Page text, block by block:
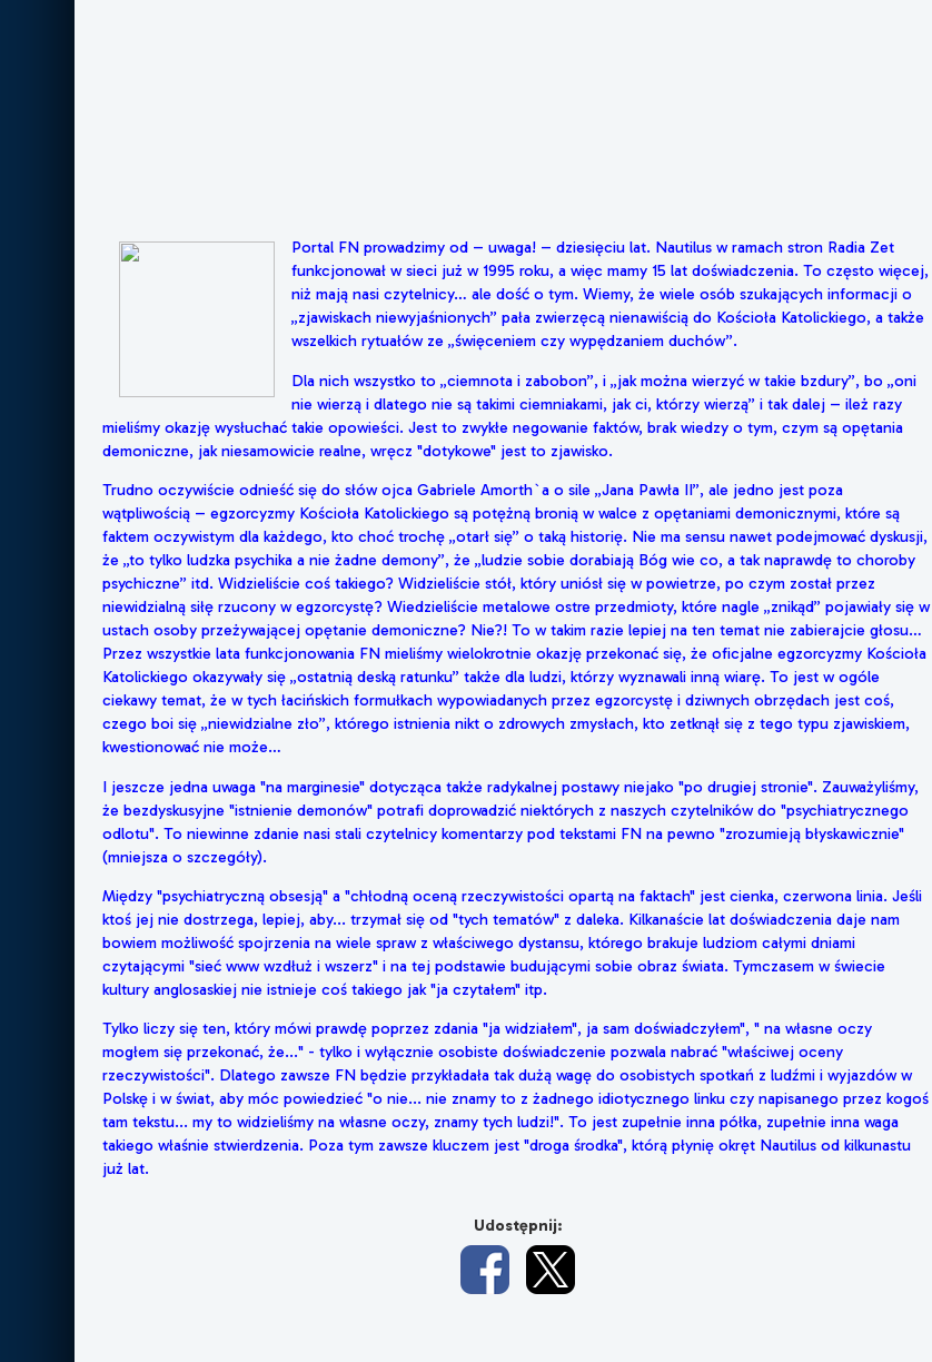
Portal FN prowadzimy od – uwaga! – dziesięciu lat. Nautilus w ramach stron Radia Zet
funkcjonował w sieci już w 1995 roku, a więc mamy 15 lat doświadczenia. To często więcej,
niż mają nasi czytelnicy… ale dość o tym. Wiemy, że wiele osób szukających informacji o
„zjawiskach niewyjaśnionych” pała zwierzęcą nienawiścią do Kościoła Katolickiego, a także
wszelkich rytuałów ze „święceniem czy wypędzaniem duchów”.
Dla nich wszystko to „ciemnota i zabobon”, i „jak można wierzyć w takie bzdury”, bo „oni
nie wierzą i dlatego nie są takimi ciemniakami, jak ci, którzy wierzą” i tak dalej – ileż razy
mieliśmy okazję wysłuchać takie opowieści. Jest to zwykłe negowanie faktów, brak wiedzy o tym, czym są opętania
demoniczne, jak niesamowicie realne, wręcz "dotykowe" jest to zjawisko.
Trudno oczywiście odnieść się do słów ojca Gabriele Amorth`a o sile „Jana Pawła II”, ale jedno jest poza
wątpliwością – egzorcyzmy Kościoła Katolickiego są potężną bronią w walce z opętaniami demonicznymi, które są
faktem oczywistym dla każdego, kto choć trochę „otarł się” o taką historię. Nie ma sensu nawet podejmować dyskusji,
że „to tylko ludzka psychika a nie żadne demony”, że „ludzie sobie dorabiają Bóg wie co, a tak naprawdę to choroby
psychiczne” itd. Widzieliście coś takiego? Widzieliście stół, który uniósł się w powietrze, po czym został przez
niewidzialną siłę rzucony w egzorcystę? Wiedzieliście metalowe ostre przedmioty, które nagle „znikąd” pojawiały się w
ustach osoby przeżywającej opętanie demoniczne? Nie?! To w takim razie lepiej na ten temat nie zabierajcie głosu…
Przez wszystkie lata funkcjonowania FN mieliśmy wielokrotnie okazję przekonać się, że oficjalne egzorcyzmy Kościoła
Katolickiego okazywały się „ostatnią deską ratunku” także dla ludzi, którzy wyznawali inną wiarę. To jest w ogóle
ciekawy temat, że w tych łacińskich formułkach wypowiadanych przez egzorcystę i dziwnych obrzędach jest coś,
czego boi się „niewidzialne zło”, którego istnienia nikt o zdrowych zmysłach, kto zetknął się z tego typu zjawiskiem,
kwestionować nie może…
I jeszcze jedna uwaga "na marginesie" dotycząca także radykalnej postawy niejako "po drugiej stronie". Zauważyliśmy,
że bezdyskusyjne "istnienie demonów" potrafi doprowadzić niektórych z naszych czytelników do "psychiatrycznego
odlotu". To niewinne zdanie nasi stali czytelnicy komentarzy pod tekstami FN na pewno "zrozumieją błyskawicznie"
(mniejsza o szczegóły).
Między "psychiatryczną obsesją" a "chłodną oceną rzeczywistości opartą na faktach" jest cienka, czerwona linia. Jeśli
ktoś jej nie dostrzega, lepiej, aby... trzymał się od "tych tematów" z daleka. Kilkanaście lat doświadczenia daje nam
bowiem możliwość spojrzenia na wiele spraw z właściwego dystansu, którego brakuje ludziom całymi dniami
czytającymi "sieć www wzdłuż i wszerz" i na tej podstawie budującymi sobie obraz świata. Tymczasem w świecie
kultury anglosaskiej nie istnieje coś takiego jak "ja czytałem" itp.
Tylko liczy się ten, który mówi prawdę poprzez zdania "ja widziałem", ja sam doświadczyłem", " na własne oczy
mogłem się przekonać, że..." - tylko i wyłącznie osobiste doświadczenie pozwala nabrać "właściwej oceny
rzeczywistości". Dlatego zawsze FN będzie przykładała tak dużą wagę do osobistych spotkań z ludźmi i wyjazdów w
Polskę i w świat, aby móc powiedzieć "o nie... nie znamy to z żadnego idiotycznego linku czy napisanego przez kogoś
tam tekstu... my to widzieliśmy na własne oczy, znamy tych ludzi!". To jest zupełnie inna półka, zupełnie inna waga
takiego właśnie stwierdzenia. Poza tym zawsze kluczem jest "droga środka", którą płynię okręt Nautilus od kilkunastu
już lat.
Udostępnij: